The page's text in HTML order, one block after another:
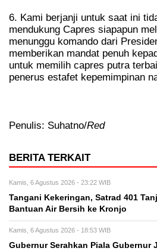
6. Kami berjanji untuk saat ini
mendukung Capres siapapun
menunggu komando dari
memberikan mandat penuh
untuk memilih capres putra
penerus estafet kepemimpinan
Penulis: Suhatno/Red
BERITA TERKAIT
Kamis, 6 Agustus 2026 - 23:22 WIB
Tangani Kekeringan, Satrad 401
Bantuan Air Bersih ke Kronjo
Kamis, 6 Agustus 2026 - 18:53 WIB
Gubernur Serahkan Piala Gubernur